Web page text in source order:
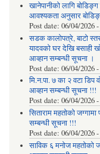
खानेपानीको लागि
आवश्यकता अनुसार
Post date: 06/04/2026
सडक कालोपत्रे, बाटो
यादवको घर देखि बसाही
आव्हान सम्बन्धी सूचना ।
Post date: 06/04/2026
मि.न.पा. ७ का २ वटा डिप
आव्हान सम्बन्धी सूचना !!!
Post date: 06/04/2026
सिताराम महतोको जग्गामा
सम्बन्धी सूचना !!!
Post date: 06/04/2026
साविक ६ मनोज महतोको